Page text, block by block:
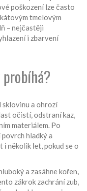
poškození lze často
tmelovým
– nejčastěji
i zbarvení
sklovinu a ohrozí
očistí, odstraní kaz,
materiálem. Po
hladký a
několik let, pokud se o
a zasáhne kořen,
zákrok zachrání zub,